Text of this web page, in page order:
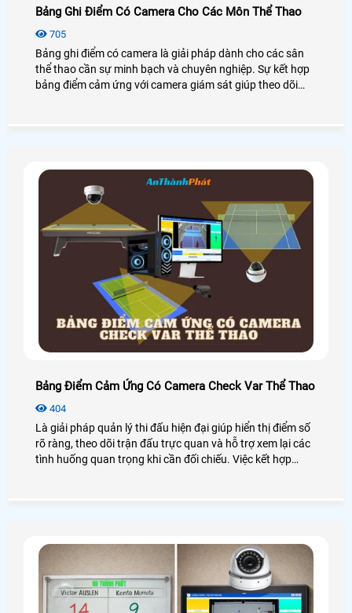
Bảng Ghi Điểm Có Camera Cho Các Môn Thể Thao
705
Bảng ghi điểm có camera là giải pháp dành cho các sân
thể thao cần sự minh bạch và chuyên nghiệp. Sự kết hợp
bảng điểm cảm ứng với camera giám sát giúp theo dõi
Bảng Điểm Cảm Ứng Có Camera Check Var Thể Thao
404
Là giải pháp quản lý thi đấu hiện đại giúp hiển thị điểm số
rõ ràng, theo dõi trận đấu trực quan và hỗ trợ xem lại các
tình huống quan trọng khi cần đối chiếu. Việc kết hợp